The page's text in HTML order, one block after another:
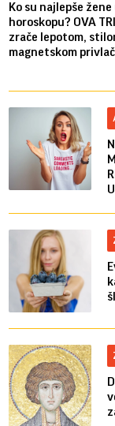
Ko su najlepše žene
horoskopu? OVA
zrače lepotom,
magnetskom